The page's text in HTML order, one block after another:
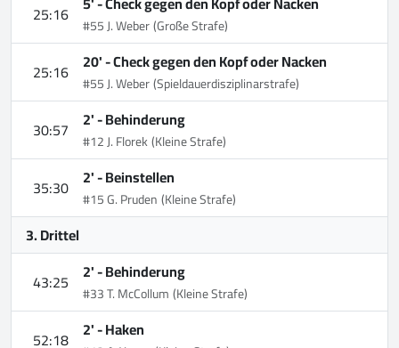
25:16 #55 J. Weber(Große Strafe)
25:16 20' -Check gegen den Kopf oder Nacken
#55 J. Weber(Spieldauerdisziplinarstrafe)
30:57 2' -Behinderung
#12 J. Florek(Kleine Strafe)
35:30 2' -Beinstellen
#15 G. Pruden(Kleine Strafe)
3. Drittel
43:25 2' -Behinderung
#33 T. McCollum(Kleine Strafe)
52:18 2' -Haken